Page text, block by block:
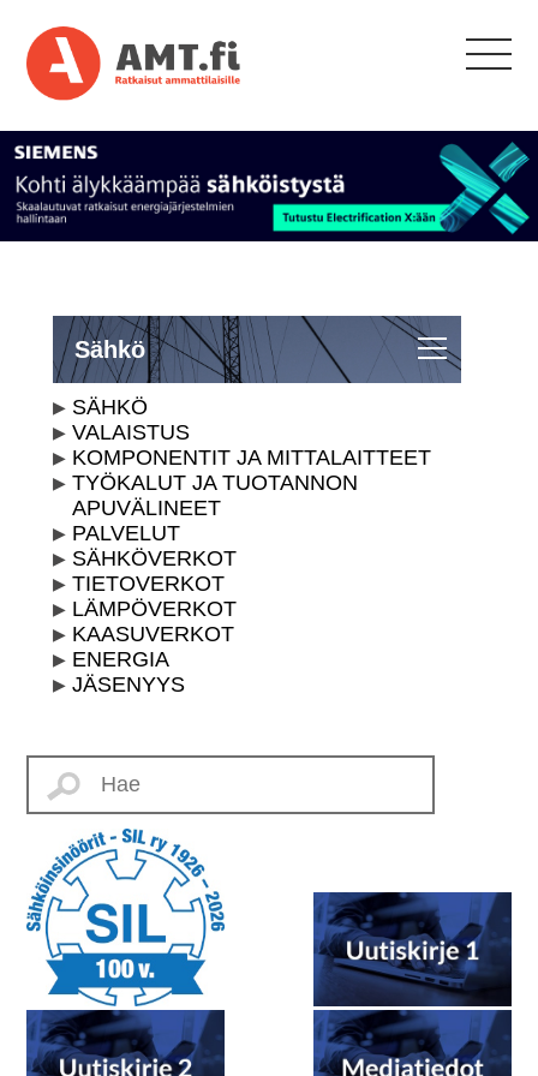
Sähkö
SÄHKÖ
VALAISTUS
KOMPONENTIT JA MITTALAITTEET
TYÖKALUT JA TUOTANNON
APUVÄLINEET
PALVELUT
SÄHKÖVERKOT
TIETOVERKOT
LÄMPÖVERKOT
KAASUVERKOT
ENERGIA
JÄSENYYS